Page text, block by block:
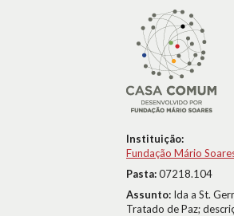
Instituição:
Fundação Mário
Pasta:07218.104
Assunto: Ida a St.
Tratado de Paz;